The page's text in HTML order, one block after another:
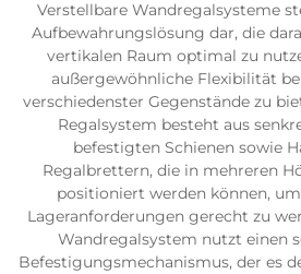
Verstellbare Wandregalsysteme
Aufbewahrungslösung dar, die
vertikalen Raum optimal zu
außergewöhnliche Flexibilität
verschiedenster Gegenstände zu
Regalsystem besteht aus
befestigten Schienen sowie
Regalbrettern, die in mehreren
positioniert werden können,
Lageranforderungen gerecht zu
Wandregalsystem nutzt einen
Befestigungsmechanismus, der es